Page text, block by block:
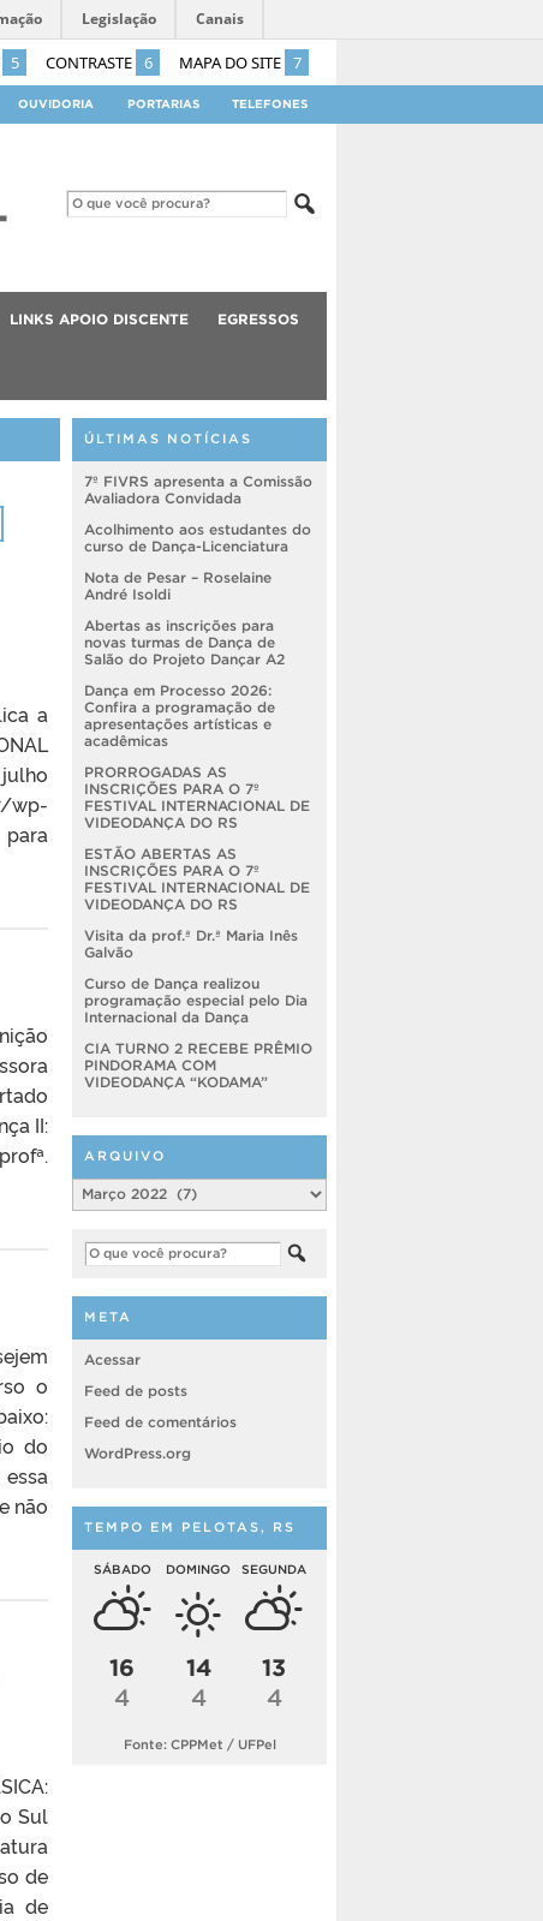
5 CONTRASTE 6 MAPA DO SITE 7
Legislação Canais
OUVIDORIA PORTARIAS TELEFONES
LINKS APOIO DISCENTE EGRESSOS
a
julho
II:
o
do
não
Sul
de
de
ÚLTIMAS NOTÍCIAS
7º FIVRS apresenta a Comissão
Avaliadora Convidada
Acolhimento aos estudantes do
curso de Dança-Licenciatura
Nota de Pesar – Roselaine
André Isoldi
Abertas as inscrições para
novas turmas de Dança de
Salão do Projeto Dançar A2
Dança em Processo 2026:
Confira a programação de
apresentações artísticas e
acadêmicas
PRORROGADAS AS
INSCRIÇÕES PARA O 7º
FESTIVAL INTERNACIONAL DE
VIDEODANÇA DO RS
ESTÃO ABERTAS AS
INSCRIÇÕES PARA O 7º
FESTIVAL INTERNACIONAL DE
VIDEODANÇA DO RS
Visita da prof.ª Dr.ª Maria Inês
Galvão
Curso de Dança realizou
programação especial pelo Dia
Internacional da Dança
CIA TURNO 2 RECEBE PRÊMIO
PINDORAMA COM
VIDEODANÇA “KODAMA”
ARQUIVO
Arquivo
META
Acessar
Feed de posts
Feed de comentários
WordPress.org
TEMPO EM PELOTAS, RS
SÁBADO
16
4
DOMINGO
14
4
SEGUNDA
13
4
Fonte: CPPMet / UFPel